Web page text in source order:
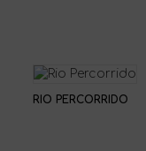
RIO PERCORRIDO